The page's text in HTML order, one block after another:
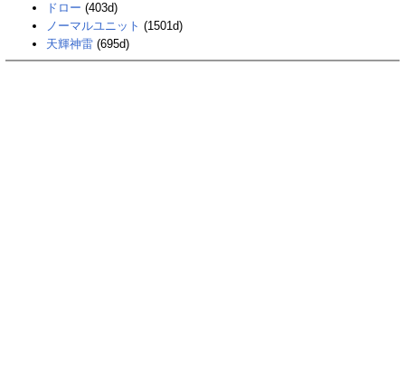
ドロー (403d)
ノーマルユニット (1501d)
天輝神雷 (695d)